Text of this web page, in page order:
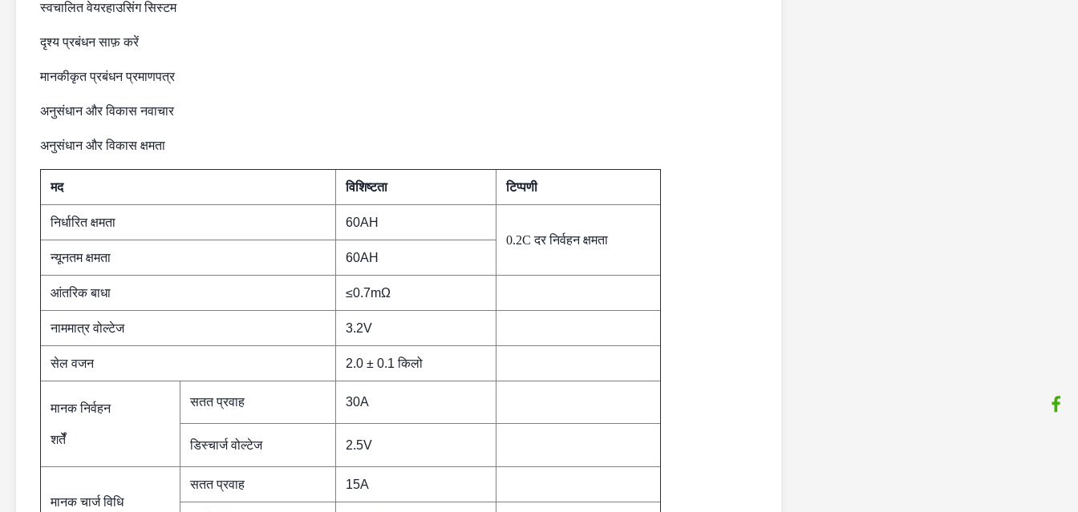
स्वचालित वेयरहाउसिंग सिस्टम
दृश्य प्रबंधन साफ़ करें
मानकीकृत प्रबंधन प्रमाणपत्र
अनुसंधान और विकास नवाचार
अनुसंधान और विकास क्षमता
मद विशिष्टता टिप्पणी
निर्धारित क्षमता
60AH
0.2C दर निर्वहन क्षमता
न्यूनतम क्षमता
60AH
आंतरिक बाधा ≤0.7mΩ
नाममात्र वोल्टेज 3.2V
सेल वजन 2.0 ± 0.1 किलो
मानक निर्वहन
शर्तेँ
सतत प्रवाह 30A
डिस्चार्ज वोल्टेज 2.5V
मानक चार्ज विधि
सतत प्रवाह 15A